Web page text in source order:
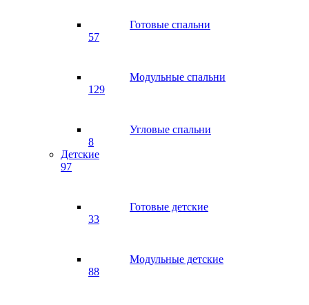
Готовые спальни
57
Модульные спальни
129
Угловые спальни
8
Детские
97
Готовые детские
33
Модульные детские
88